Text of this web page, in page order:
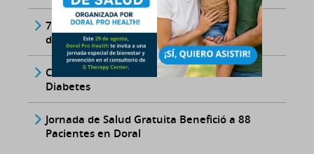
7 hábitos matutinos para transformar tu
día
Cómo Reconocer los Síntomas de la
Diabetes
Jornada de Salud Gratuita Benefició a 88
Pacientes en Doral